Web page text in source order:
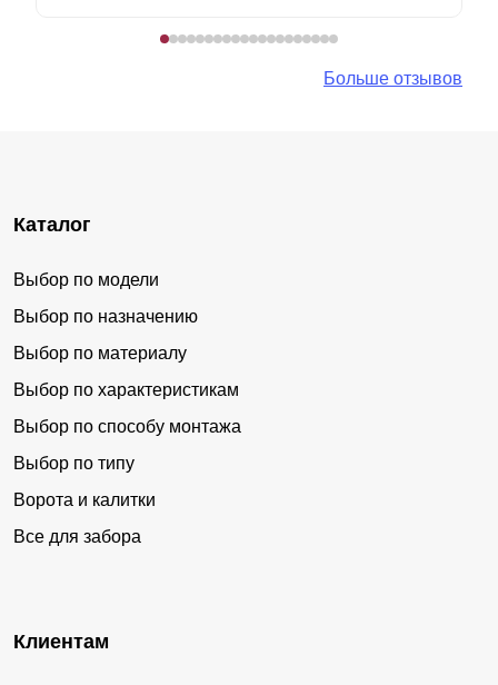
Больше отзывов
Каталог
Выбор по модели
Выбор по назначению
Выбор по материалу
Выбор по характеристикам
Выбор по способу монтажа
Выбор по типу
Ворота и калитки
Все для забора
Клиентам